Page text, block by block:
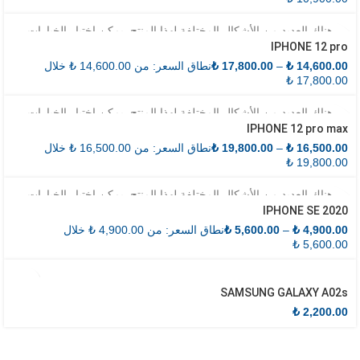
هناك العديد من الأشكال المختلفة لهذا المنتج. يمكن اختيار الخيارات
على صفحة المنتج
IPHONE 12 pro
₺ 14,600.00
–
₺ 17,800.00
نطاق السعر: من ⁦₺ 14,600.00⁩ خلال
هناك العديد من الأشكال المختلفة لهذا المنتج. يمكن اختيار الخيارات
على صفحة المنتج
IPHONE 12 pro max
₺ 16,500.00
–
₺ 19,800.00
نطاق السعر: من ⁦₺ 16,500.00⁩ خلال
هناك العديد من الأشكال المختلفة لهذا المنتج. يمكن اختيار الخيارات
على صفحة المنتج
IPHONE SE 2020
₺ 4,900.00
–
₺ 5,600.00
نطاق السعر: من ⁦₺ 4,900.00⁩ خلال
SAMSUNG GALAXY A02s
₺ 2,200.00